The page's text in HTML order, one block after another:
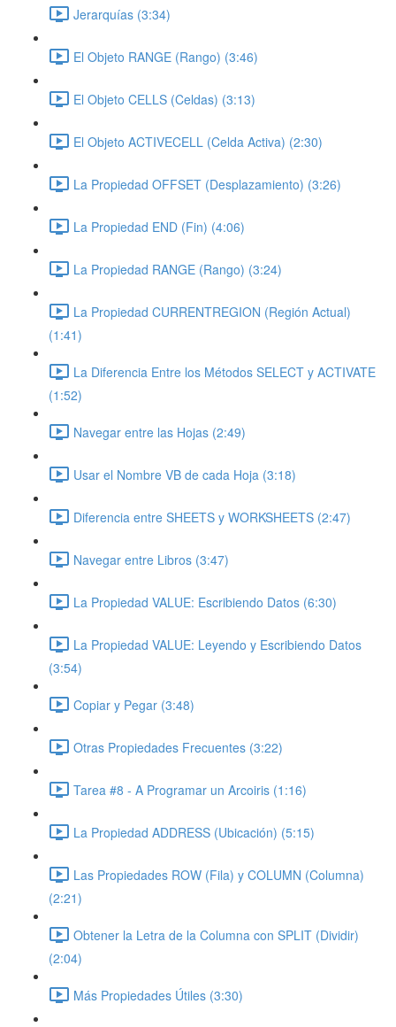
Jerarquías (3:34)
El Objeto RANGE (Rango) (3:46)
El Objeto CELLS (Celdas) (3:13)
El Objeto ACTIVECELL (Celda Activa) (2:30)
La Propiedad OFFSET (Desplazamiento) (3:26)
La Propiedad END (Fin) (4:06)
La Propiedad RANGE (Rango) (3:24)
La Propiedad CURRENTREGION (Región Actual)
(1:41)
La Diferencia Entre los Métodos SELECT y ACTIVATE
(1:52)
Navegar entre las Hojas (2:49)
Usar el Nombre VB de cada Hoja (3:18)
Diferencia entre SHEETS y WORKSHEETS (2:47)
Navegar entre Libros (3:47)
La Propiedad VALUE: Escribiendo Datos (6:30)
La Propiedad VALUE: Leyendo y Escribiendo Datos
(3:54)
Copiar y Pegar (3:48)
Otras Propiedades Frecuentes (3:22)
Tarea #8 - A Programar un Arcoiris (1:16)
La Propiedad ADDRESS (Ubicación) (5:15)
Las Propiedades ROW (Fila) y COLUMN (Columna)
(2:21)
Obtener la Letra de la Columna con SPLIT (Dividir)
(2:04)
Más Propiedades Útiles (3:30)